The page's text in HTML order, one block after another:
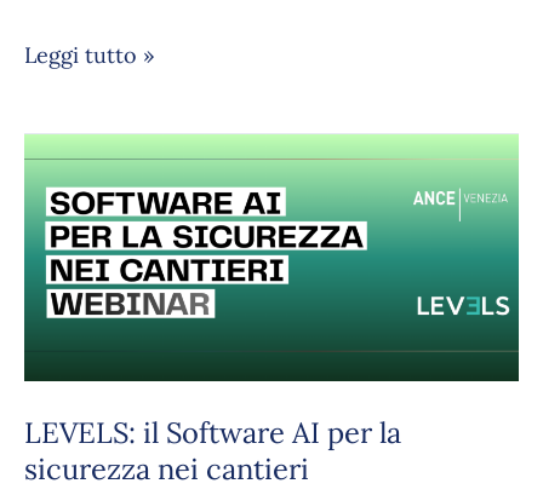
Leggi tutto »
LEVELS: il Software AI per la
sicurezza nei cantieri
Software
per
nei